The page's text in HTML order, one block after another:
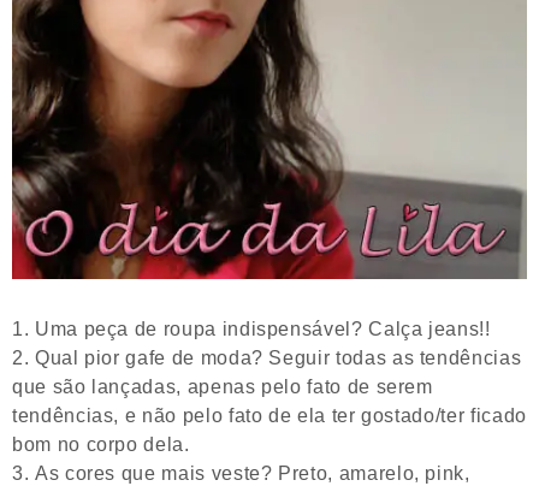
Uma peça de roupa indispensável? Calça jeans!!
Qual pior gafe de moda? Seguir todas as tendências
que são lançadas, apenas pelo fato de serem
tendências, e não pelo fato de ela ter gostado/ter ficado
bom no corpo dela.
As cores que mais veste? Preto, amarelo, pink,